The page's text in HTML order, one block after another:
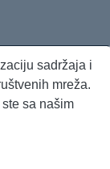
Kontakt RSS
sadržaja i
mreža.
sa našim